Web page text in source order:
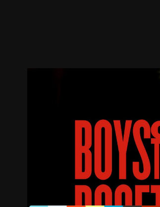
ภาพนิ่ง เนื้อหาที่แนะนำ